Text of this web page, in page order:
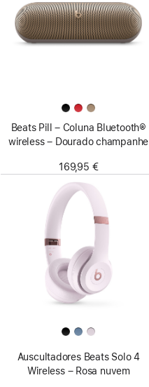
Beats Pill – Coluna Bluetooth®
wireless – Dourado champanhe
169,95 €
Auscultadores Beats Solo 4
Wireless – Rosa nuvem